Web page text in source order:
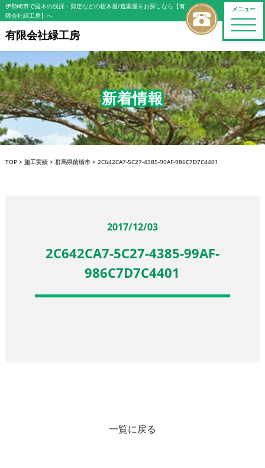
メニュー
toggle
伊勢崎市で庭木の伐採・剪定などの植木屋/造園屋をお探しなら【有
限会社緑工房】へ
有限会社緑工房
新着情報
TOP> 施工実績> 群馬県前橋市> 2C642CA7-5C27-4385-99AF-986C7D7C4401
2017/12/03
2C642CA7-5C27-4385-99AF-
986C7D7C4401
一覧に戻る